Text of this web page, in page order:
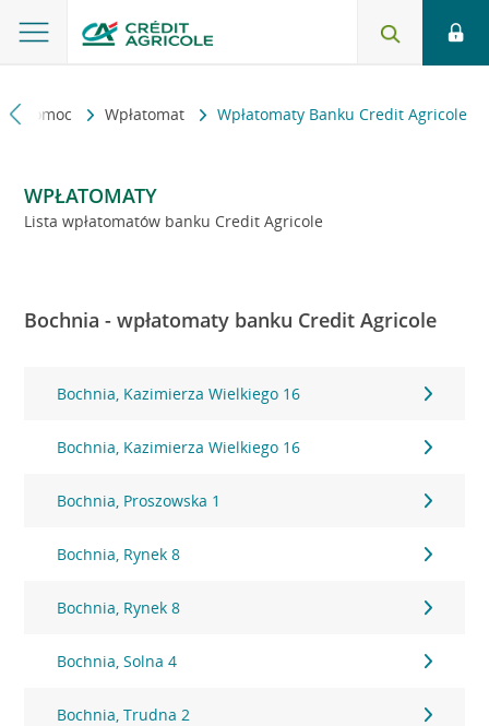
i pomoc Wpłatomat Wpłatomaty Banku Credit Agricole
WPŁATOMATY
Lista wpłatomatów banku Credit Agricole
Bochnia - wpłatomaty banku Credit Agricole
Bochnia, Kazimierza Wielkiego 16
Bochnia, Kazimierza Wielkiego 16
Bochnia, Proszowska 1
Bochnia, Rynek 8
Bochnia, Rynek 8
Bochnia, Solna 4
Bochnia, Trudna 2